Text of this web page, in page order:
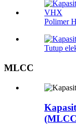
Polimer
Tutup
MLCC